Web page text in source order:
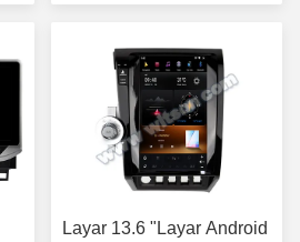
Layar 13.6 "Layar Android